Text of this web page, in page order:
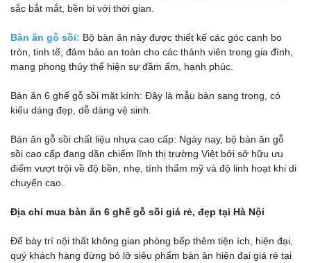
sắc bắt mắt, bền bỉ với thời gian.
Bàn ăn gỗ sồi: Bộ bàn ăn này được thiết kế các góc cạnh bo
tròn, tinh tế, đảm bảo an toàn cho các thành viên trong gia đình,
mang phong thủy thể hiện sự đầm ấm, hạnh phúc.
Bàn ăn 6 ghế gỗ sồi mặt kính: Đây là mẫu bàn sang trọng, có
kiểu dáng đẹp, dễ dàng vệ sinh.
Bàn ăn gỗ sồi chất liệu nhựa cao cấp: Ngày nay, bộ bàn ăn gỗ
sồi cao cấp đang dần chiếm lĩnh thị trường Việt bởi sở hữu ưu
điểm vượt trội về độ bền, nhẹ, tính thẩm mỹ và độ linh hoạt khi di
chuyển cao.
Địa chỉ mua bàn ăn 6 ghế gỗ sồi giá rẻ, đẹp tại Hà Nội
Để bày trí nội thất không gian phòng bếp thêm tiện ích, hiện đại,
quý khách hàng đừng bỏ lỡ siêu phẩm bàn ăn hiện đại giá rẻ tại